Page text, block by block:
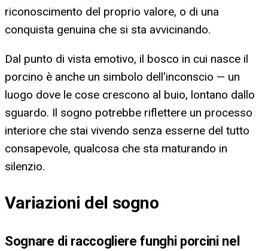
riconoscimento del proprio valore, o di una
conquista genuina che si sta avvicinando.
Dal punto di vista emotivo, il bosco in cui nasce il
porcino è anche un simbolo dell'inconscio — un
luogo dove le cose crescono al buio, lontano dallo
sguardo. Il sogno potrebbe riflettere un processo
interiore che stai vivendo senza esserne del tutto
consapevole, qualcosa che sta maturando in
silenzio.
Variazioni del sogno
Sognare di raccogliere funghi porcini nel